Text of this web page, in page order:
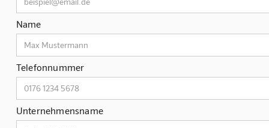
Name
Telefonnummer
Unternehmensname